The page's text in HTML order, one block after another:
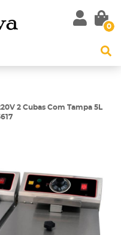
0
2 Cubas Com Tampa 5L